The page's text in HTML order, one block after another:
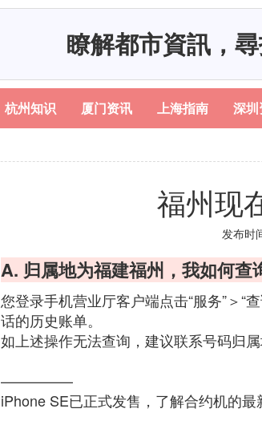
瞭解都市資訊，
杭州知识 厦门资讯 上海指南 深
福州现
发布时
A. 归属地为福建福州，我如何查
您登录手机营业厅客户端点击“服务”＞“
话的历史账单。
如上述操作无法查询，建议联系号码归属
—————
iPhone SE已正式发售，了解合约机的